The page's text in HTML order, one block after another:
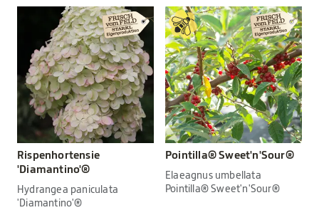
Rispenhortensie
'Diamantino'®
Hydrangea paniculata
'Diamantino'®
Pointilla® Sweet'n'Sour®
Elaeagnus umbellata
Pointilla® Sweet'n'Sour®